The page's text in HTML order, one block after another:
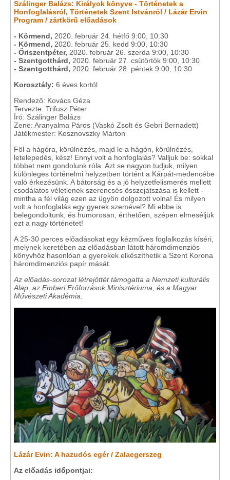
Szálinger Balázs: Királyok könyve - Történetek a
Honfoglalásról, Történetek Szent Istvánról / Lázár Ervin
Program / zártkörű előadások
- Körmend, 2020. február 24. hétfő 9:00, 10:30
- Körmend, 2020. február 25. kedd 9:00, 10:30
- Őriszentpéter, 2020. február 26. szerda 9:00, 10:30
- Szentgotthárd, 2020. február 27. csütörtök 9:00, 10:30
- Szentgotthárd, 2020. február 28. péntek 9:00, 10:30
Korosztály: 6 éves kortól
Rendező: Kovács Géza
Tervezte: Trifusz Péter
Író: Szálinger Balázs
Zene: Aranyalma Páros (Vaskó Zsolt és Gebri Bernadett)
Játékmester: Kosznovszky Márton
Föl a hágóra, körülnézés, majd le a hágón, körülnézés,
letelepedés, kész! Ennyi volt a honfoglalás? Valljuk be: sokkal
többet nem gondolunk róla. Azt se nagyon tudjuk, milyen
különleges történelmi helyzetben történt a Kárpát-medencébe
való érkezésünk. A bátorság és a jó helyzetfelismerés mellett
csodálatos véletlenek szerencsés összejátszása is kellett -
mintha a fél világ ezen az ügyön dolgozott volna! És milyen
volt a honfoglalás egy gyerek szemével? Mi ebbe is
belegondoltunk, és humorosan, érthetően, szépen elmeséljük
ezt a nagy történetet!
A 25-30 perces előadásokat egy kézműves foglalkozás kíséri,
melynek keretében az előadásban látott háromdimenziós
könyvhöz hasonlóan a gyerekek elkészíthetik a Szent Korona
háromdimenziós papír mását.
Az előadás-sorozat létrejöttét támogatta a Nemzeti kulturális
Alap, az Emberi Erőforrások Minisztériuma, és a Magyar
Művészeti Akadémia.
Lázár Evin: A hazudós egér / Zalaegerszeg
Az előadás időpontjai: